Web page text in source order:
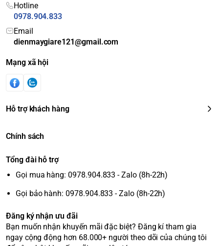
Hotline
0978.904.833
Email
dienmaygiare121@gmail.com
Mạng xã hội
Hỗ trợ khách hàng
Chính sách
Tổng đài hỗ trợ
Gọi mua hàng: 0978.904.833 - Zalo (8h-22h)
Gọi bảo hành: 0978.904.833 - Zalo (8h-22h)
Đăng ký nhận ưu đãi
Bạn muốn nhận khuyến mãi đặc biệt? Đăng kí tham gia
ngay cộng động hơn 68.000+ người theo dõi của chúng tôi